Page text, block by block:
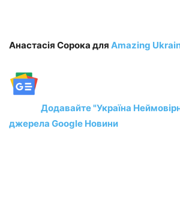
Анастасія Сорока для Amazing
Додавайте "Україна
джерела Google Новини